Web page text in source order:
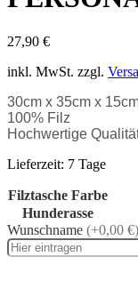
27,90 €
inkl. MwSt. zzgl.
30cm x 35cm x
100% Filz
Hochwertige
Lieferzeit: 7 Tage
Filztasche Farbe
Hunderasse
Wunschname (+0,00 €)